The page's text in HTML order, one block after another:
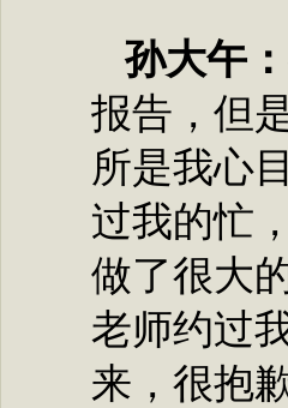
孙大午：
报告，但
所是我心
过我的忙
做了很大
老师约过
来，很抱